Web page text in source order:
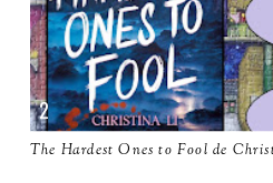
The Hardest Ones to Fool de